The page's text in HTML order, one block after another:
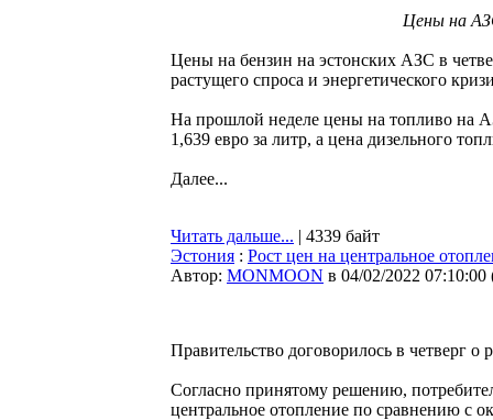
Цены на
Цены на бензин на эстонских АЗС в
растущего спроса и энергетического
На прошлой неделе цены на топливо на
1,639 евро за литр, а цена дизельного
Далее...
Читать дальше... | 4339 байт
Эстония : Рост цен на центральное
Автор: MONMOON в 04/02/2022 07:10:00
Правительство договорилось в четверг
Согласно принятому решению,
центральное отопление по сравнению с